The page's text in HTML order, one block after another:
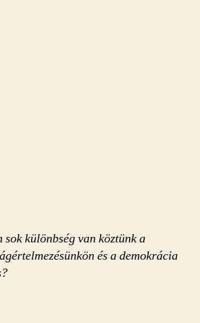
különbség van köztünk a
és a demokrácia